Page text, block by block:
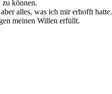
zu können.
alles, was ich mir erhofft hatte.
meinen Willen erfüllt.